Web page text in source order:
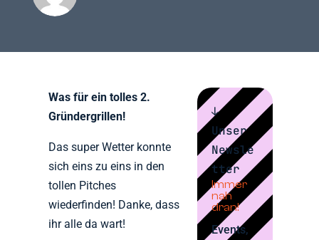
Was für ein tolles 2.
Gründergrillen!
Das super Wetter konnte
sich eins zu eins in den
tollen Pitches
wiederfinden! Danke, dass
ihr alle da wart!
↓
Unser
Newsle
tter
Immer
nah
dran!
Events,